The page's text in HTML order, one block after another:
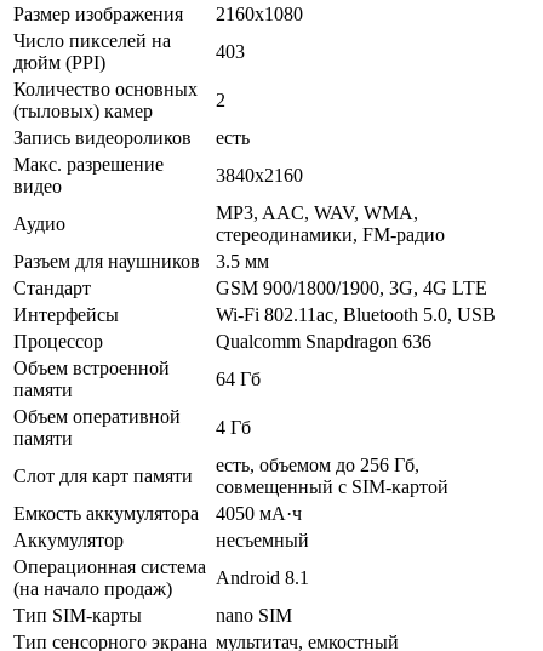
Размер изображения
2160x1080
Число пикселей на
дюйм (PPI)
403
Количество основных
(тыловых) камер
2
Запись видеороликов
есть
Макс. разрешение
видео
3840x2160
Аудио
MP3, AAC, WAV, WMA,
стереодинамики, FM-радио
Разъем для наушников
3.5 мм
Стандарт
GSM 900/1800/1900, 3G, 4G LTE
Интерфейсы
Wi-Fi 802.11ac, Bluetooth 5.0, USB
Процессор
Qualcomm Snapdragon 636
Объем встроенной
памяти
64 Гб
Объем оперативной
памяти
4 Гб
Слот для карт памяти
есть, объемом до 256 Гб,
совмещенный с SIM-картой
Емкость аккумулятора
4050 мА·ч
Аккумулятор
несъемный
Операционная система
(на начало продаж)
Android 8.1
Тип SIM-карты
nano SIM
Тип сенсорного экрана мультитач, емкостный